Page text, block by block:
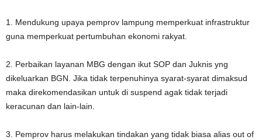
1. Mendukung upaya pemprov lampung memperkuat infrastruktur
guna memperkuat pertumbuhan ekonomi rakyat.
2. ⁠Perbaikan layanan MBG dengan ikut SOP dan Juknis yng
dikeluarkan BGN. Jika tidak terpenuhinya syarat-syarat dimaksud
maka direkomendasikan untuk di suspend agak tidak terjadi
keracunan dan lain-lain.
3. Pemprov harus melakukan tindakan yang tidak biasa alias out of